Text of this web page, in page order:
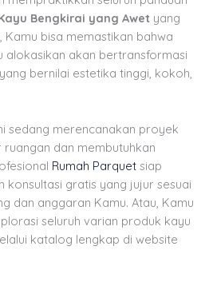
Bengkirai yang Awet yang
Kamu bisa memastikan bahwa
alokasikan akan bertransformasi
bernilai estetika tinggi, kokoh,
sedang merencanakan proyek
dan membutuhkan
Rumah Parquet siap
konsultasi gratis yang jujur sesuai
dan anggaran Kamu. Atau, Kamu
seluruh varian produk kayu
katalog lengkap di website